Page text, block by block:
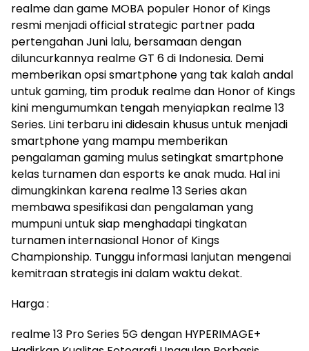
realme dan game MOBA populer Honor of Kings
resmi menjadi official strategic partner pada
pertengahan Juni lalu, bersamaan dengan
diluncurkannya realme GT 6 di Indonesia. Demi
memberikan opsi smartphone yang tak kalah andal
untuk gaming, tim produk realme dan Honor of Kings
kini mengumumkan tengah menyiapkan realme 13
Series. Lini terbaru ini didesain khusus untuk menjadi
smartphone yang mampu memberikan
pengalaman gaming mulus setingkat smartphone
kelas turnamen dan esports ke anak muda. Hal ini
dimungkinkan karena realme 13 Series akan
membawa spesifikasi dan pengalaman yang
mumpuni untuk siap menghadapi tingkatan
turnamen internasional Honor of Kings
Championship. Tunggu informasi lanjutan mengenai
kemitraan strategis ini dalam waktu dekat.
Harga :
realme 13 Pro Series 5G dengan HYPERIMAGE+